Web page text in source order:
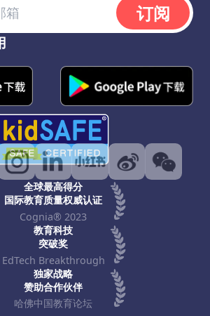
订阅
全球最高得分
国际教育质量权威认证
Cognia® 2023
教育科技
突破奖
EdTech Breakthrough
独家战略
赞助合作伙伴
哈佛中国教育论坛